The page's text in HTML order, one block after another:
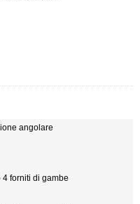
angolare
forniti di gambe